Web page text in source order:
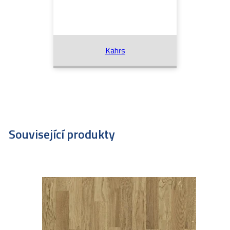
Kährs
Související produkty